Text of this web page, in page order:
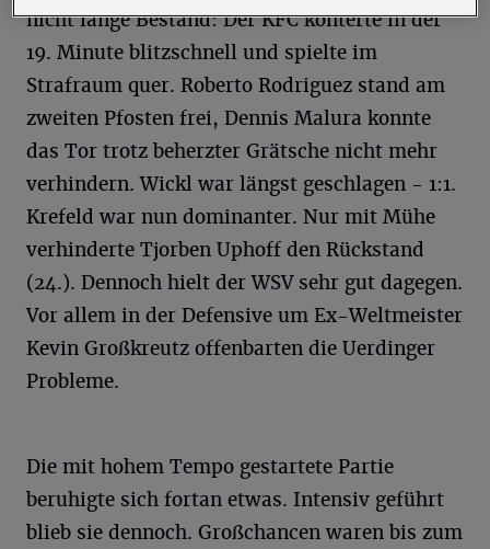
nicht lange Bestand: Der KFC konterte in der
19. Minute blitzschnell und spielte im
Strafraum quer. Roberto Rodriguez stand am
zweiten Pfosten frei, Dennis Malura konnte
das Tor trotz beherzter Grätsche nicht mehr
verhindern. Wickl war längst geschlagen - 1:1.
Krefeld war nun dominanter. Nur mit Mühe
verhinderte Tjorben Uphoff den Rückstand
(24.). Dennoch hielt der WSV sehr gut dagegen.
Vor allem in der Defensive um Ex-Weltmeister
Kevin Großkreutz offenbarten die Uerdinger
Probleme.
Die mit hohem Tempo gestartete Partie
beruhigte sich fortan etwas. Intensiv geführt
blieb sie dennoch. Großchancen waren bis zum